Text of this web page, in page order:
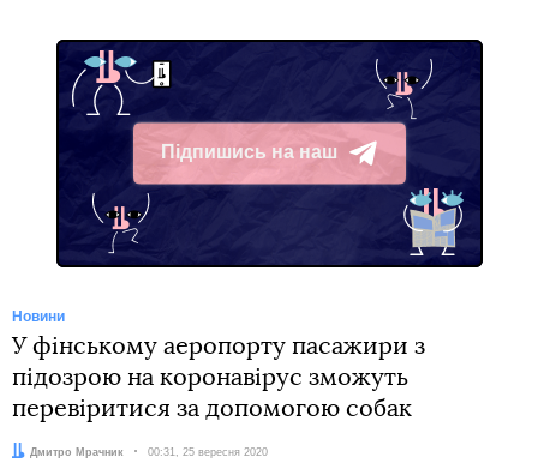
Підпишись на наш
Telegram
Новини
У фінському аеропорту пасажири з
підозрою на коронавірус зможуть
перевіритися за допомогою собак
Автор:
Дмитро Мрачник Дата:
00:31, 25 вересня 2020